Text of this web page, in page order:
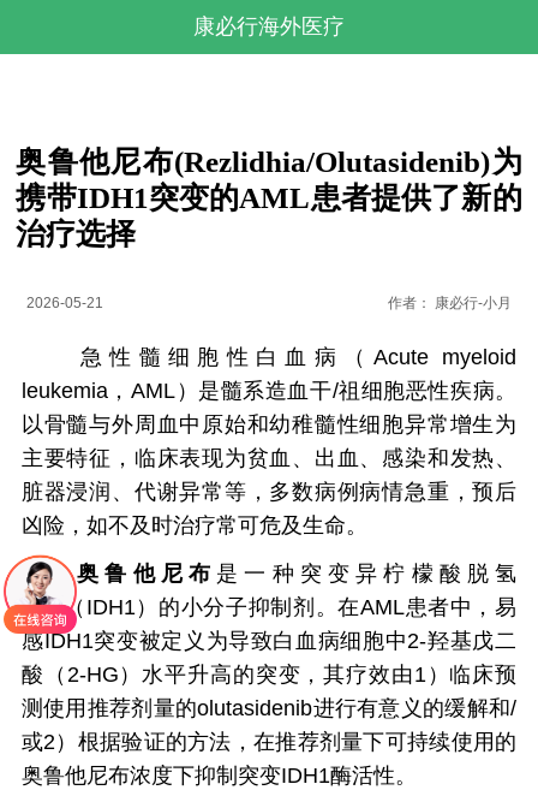
康必行海外医疗
奥鲁他尼布(Rezlidhia/Olutasidenib)为
携带IDH1突变的AML患者提供了新的
治疗选择
2026-05-21 作者： 康必行-小月
急性髓细胞性白血病（Acute myeloid
leukemia，AML）是髓系造血干/祖细胞恶性疾病。
以骨髓与外周血中原始和幼稚髓性细胞异常增生为
主要特征，临床表现为贫血、出血、感染和发热、
脏器浸润、代谢异常等，多数病例病情急重，预后
凶险，如不及时治疗常可危及生命。
奥鲁他尼布 是一种突变异柠檬酸脱氢
酶-1（IDH1）的小分子抑制剂。在AML患者中，易
感IDH1突变被定义为导致白血病细胞中2-羟基戊二
酸（2-HG）水平升高的突变，其疗效由1）临床预
测使用推荐剂量的olutasidenib进行有意义的缓解和/
或2）根据验证的方法，在推荐剂量下可持续使用的
奥鲁他尼布浓度下抑制突变IDH1酶活性。